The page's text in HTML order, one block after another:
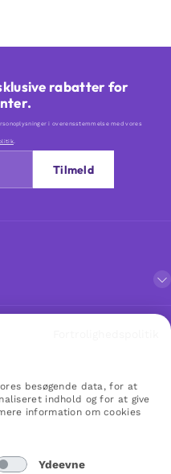
rabatter for
i overensstemmelse med vores
.
Tilmeld
ME
besøgende data, for at
indhold og for at give
information om cookies
Ydeevne